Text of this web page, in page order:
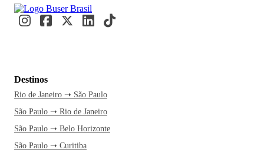
Destinos
Rio de Janeiro ➝ São Paulo
São Paulo ➝ Rio de Janeiro
São Paulo ➝ Belo Horizonte
São Paulo ➝ Curitiba